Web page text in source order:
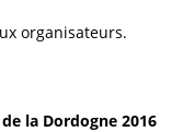
organisateurs.
la Dordogne 2016